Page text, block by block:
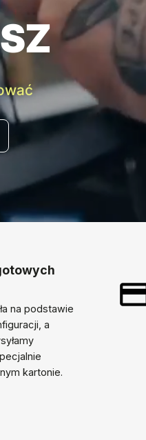
na podstawie
a
kartonie.